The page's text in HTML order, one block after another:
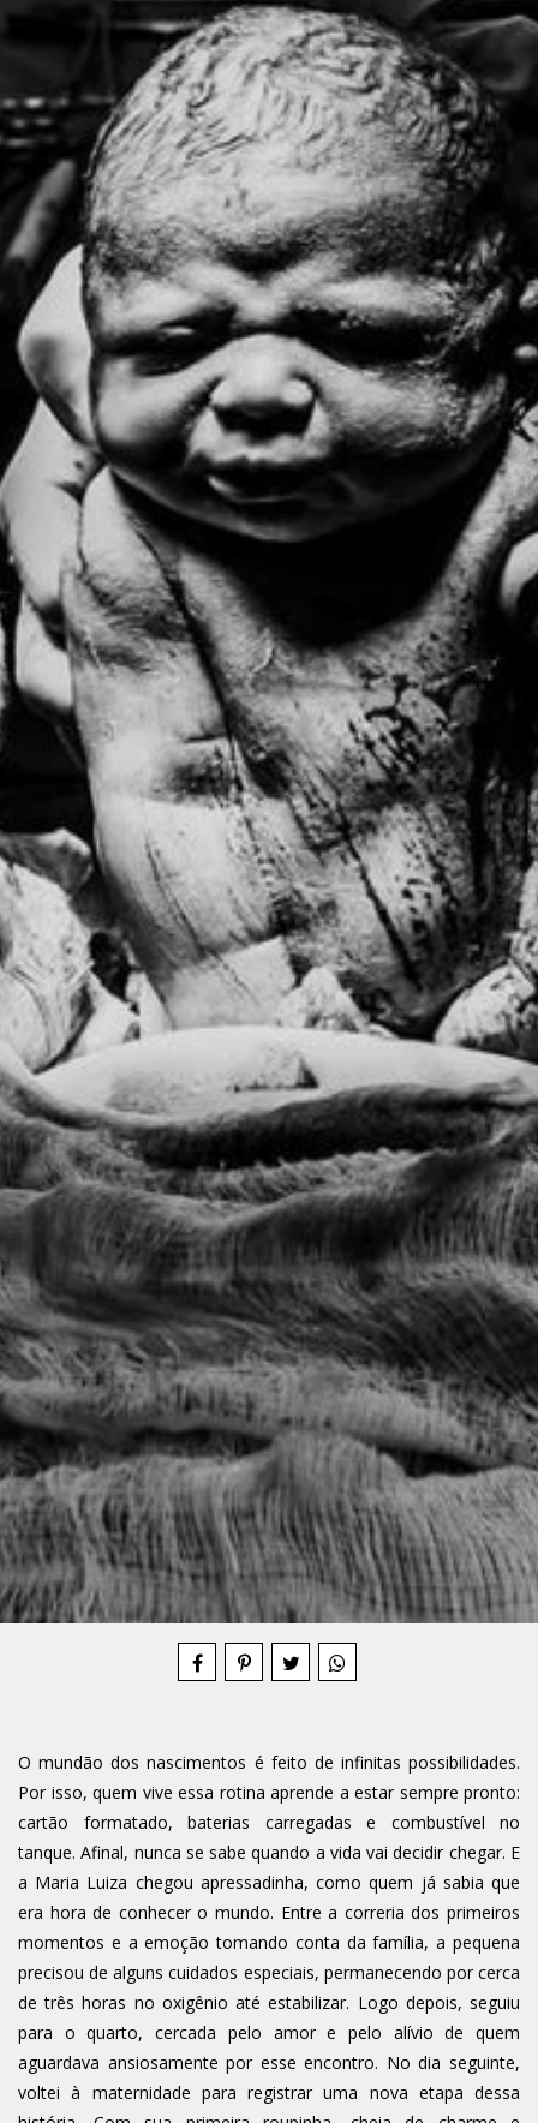
Compartilhe
O mundão dos nascimentos é feito de infinitas possibilidades.
Por isso, quem vive essa rotina aprende a estar sempre pronto:
cartão formatado, baterias carregadas e combustível no
tanque. Afinal, nunca se sabe quando a vida vai decidir chegar. E
a Maria Luiza chegou apressadinha, como quem já sabia que
era hora de conhecer o mundo. Entre a correria dos primeiros
momentos e a emoção tomando conta da família, a pequena
precisou de alguns cuidados especiais, permanecendo por cerca
de três horas no oxigênio até estabilizar. Logo depois, seguiu
para o quarto, cercada pelo amor e pelo alívio de quem
aguardava ansiosamente por esse encontro. No dia seguinte,
voltei à maternidade para registrar uma nova etapa dessa